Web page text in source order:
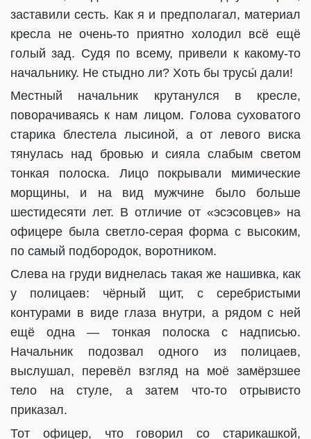
заставили сесть. Как я и предполагал, материал
кресла не очень-то приятно холодил всё ещё
голый зад. Судя по всему, привели к какому-то
начальнику. Не стыдно ли? Хоть бы трусы́ дали!
Местный начальник крутанулся в кресле,
поворачиваясь к нам лицом. Голова суховатого
старика блестела лысиной, а от левого виска
тянулась над бровью и сияла слабым светом
тонкая полоска. Лицо покрывали мимические
морщины, и на вид мужчине было больше
шестидесяти лет. В отличие от «эсэсовцев» на
офицере была светло-серая форма с высоким,
по самый подбородок, воротником.
Слева на груди виднелась такая же нашивка, как
у полицаев: чёрный щит, с серебристыми
контурами в виде глаза внутри, а рядом с ней
ещё одна — тонкая полоска с надписью.
Начальник подозвал одного из полицаев,
выслушал, перевёл взгляд на моё замёрзшее
тело на стуле, а затем что-то отрывисто
приказал.
Тот офицер, что говорил со старикашкой,